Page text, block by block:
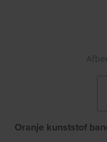
Oranje kunststof